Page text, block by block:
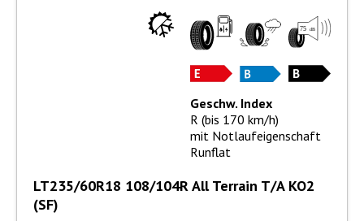
LT235/60R18 108/104R All Terrain T/A KO2
(SF)
Geschw. Index
R (bis 170 km/h)
mit Notlaufeigenschaft
Runflat